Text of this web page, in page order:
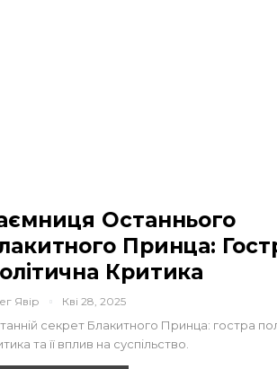
Останнього
Принца:
Критика
Явір Кві 28, 2025
секрет Блакитного Принца: гостра
та її вплив на суспільство.